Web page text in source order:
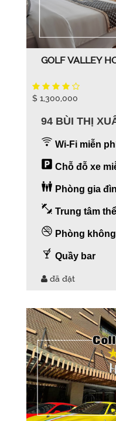
GOLF VALLEY
$ 1,300,000
94 BÙI THỊ
Wi-Fi miễn
Chỗ đỗ xe
Phòng gia
Trung tâm
Phòng
Quầy bar
đã đặt